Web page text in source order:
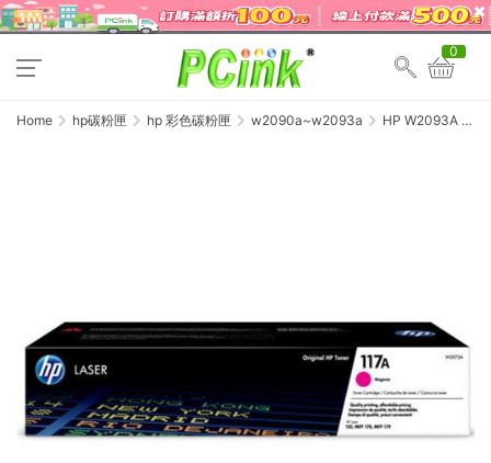
0
Home hp碳粉匣 hp 彩色碳粉匣 w2090a~w2093a
HP W2093A 原